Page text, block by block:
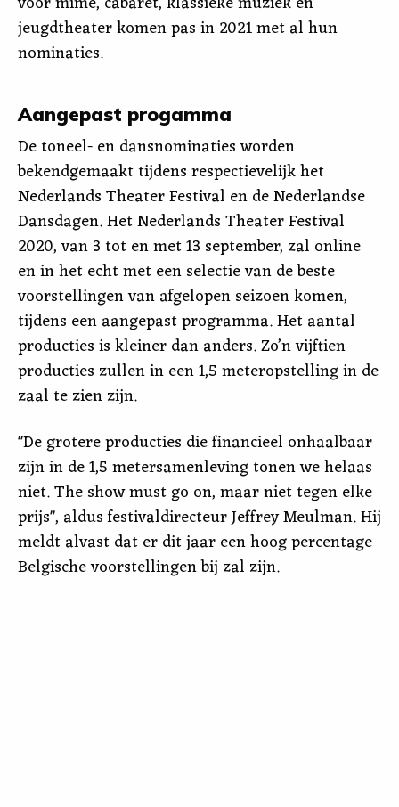
jeugdtheater komen pas in 2021 met al hun
nominaties.
Aangepast progamma
De toneel- en dansnominaties worden
bekendgemaakt tijdens respectievelijk het
Nederlands Theater Festival en de Nederlandse
Dansdagen. Het Nederlands Theater Festival
2020, van 3 tot en met 13 september, zal online
en in het echt met een selectie van de beste
voorstellingen van afgelopen seizoen komen,
tijdens een aangepast programma. Het aantal
producties is kleiner dan anders. Zo’n vijftien
producties zullen in een 1,5 meteropstelling in de
zaal te zien zijn.
"De grotere producties die financieel onhaalbaar
zijn in de 1,5 metersamenleving tonen we helaas
niet. The show must go on, maar niet tegen elke
prijs", aldus festivaldirecteur Jeffrey Meulman. Hij
meldt alvast dat er dit jaar een hoog percentage
Belgische voorstellingen bij zal zijn.